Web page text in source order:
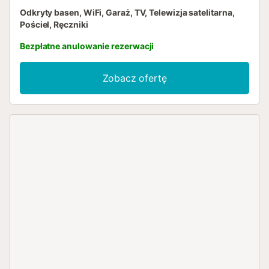
Odkryty basen, WiFi, Garaż, TV, Telewizja satelitarna,
Pościel, Ręczniki
Bezpłatne anulowanie rezerwacji
Zobacz ofertę